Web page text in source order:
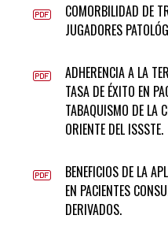
COMORBILIDAD DE
JUGADORES
ADHERENCIA A LA
TASA DE ÉXITO EN
TABAQUISMO DE LA
ORIENTE DEL ISSSTE.
BENEFICIOS DE LA
EN PACIENTES
DERIVADOS.